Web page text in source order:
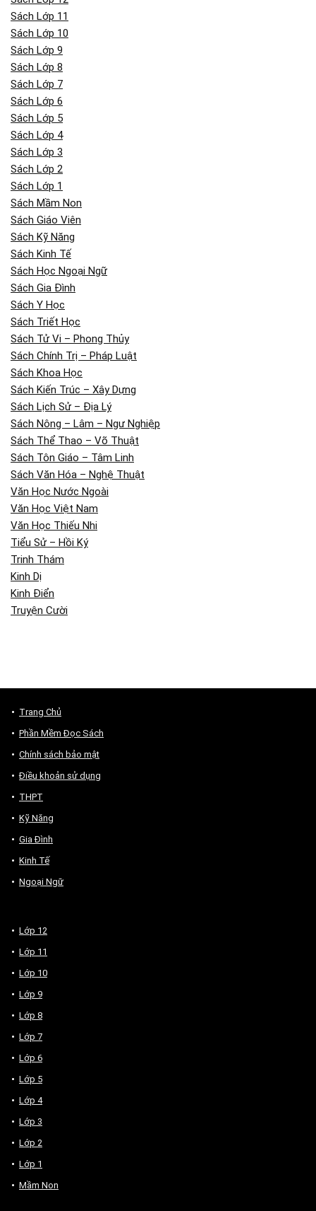
Sách Lớp 11
Sách Lớp 10
Sách Lớp 9
Sách Lớp 8
Sách Lớp 7
Sách Lớp 6
Sách Lớp 5
Sách Lớp 4
Sách Lớp 3
Sách Lớp 2
Sách Lớp 1
Sách Mầm Non
Sách Giáo Viên
Sách Kỹ Năng
Sách Kinh Tế
Sách Học Ngoại Ngữ
Sách Gia Đình
Sách Y Học
Sách Triết Học
Sách Tử Vi – Phong Thủy
Sách Chính Trị – Pháp Luật
Sách Khoa Học
Sách Kiến Trúc – Xây Dựng
Sách Lịch Sử – Địa Lý
Sách Nông – Lâm – Ngư Nghiệp
Sách Thể Thao – Võ Thuật
Sách Tôn Giáo – Tâm Linh
Sách Văn Hóa – Nghệ Thuật
Văn Học Nước Ngoài
Văn Học Việt Nam
Văn Học Thiếu Nhi
Tiểu Sử – Hồi Ký
Trinh Thám
Kinh Dị
Kinh Điển
Truyện Cười
Trang Chủ
Phần Mềm Đọc Sách
Chính sách bảo mật
Điều khoản sử dụng
THPT
Kỹ Năng
Gia Đình
Kinh Tế
Ngoại Ngữ
Lớp 12
Lớp 11
Lớp 10
Lớp 9
Lớp 8
Lớp 7
Lớp 6
Lớp 5
Lớp 4
Lớp 3
Lớp 2
Lớp 1
Mầm Non